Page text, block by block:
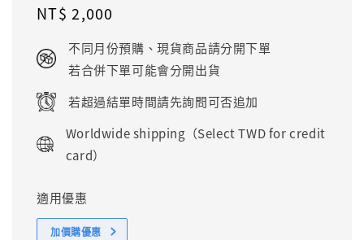
Regular
NT$ 2,000
不同月份預購、現貨商品請分開下單
若合併下單可能會分開出貨
若超過結單時間請先詢問可否追加
Worldwide shipping（Select TWD for credit
card）
適用優惠
加價購優惠